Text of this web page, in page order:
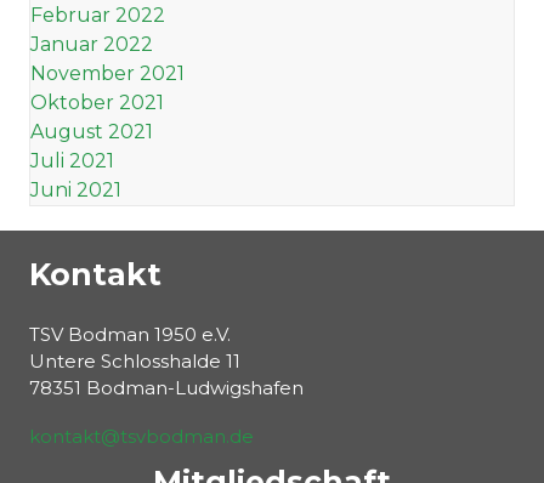
Februar 2022
Januar 2022
November 2021
Oktober 2021
August 2021
Juli 2021
Juni 2021
Kontakt
TSV Bodman 1950 e.V.
Untere Schlosshalde 11
78351 Bodman-Ludwigshafen
kontakt@tsvbodman.de